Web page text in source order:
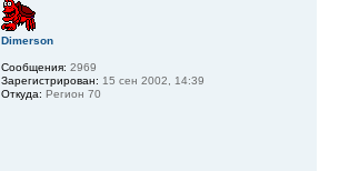
Dimerson
Сообщения: 2969
Зарегистрирован: 15 сен 2002, 14:39
Откуда: Регион 70